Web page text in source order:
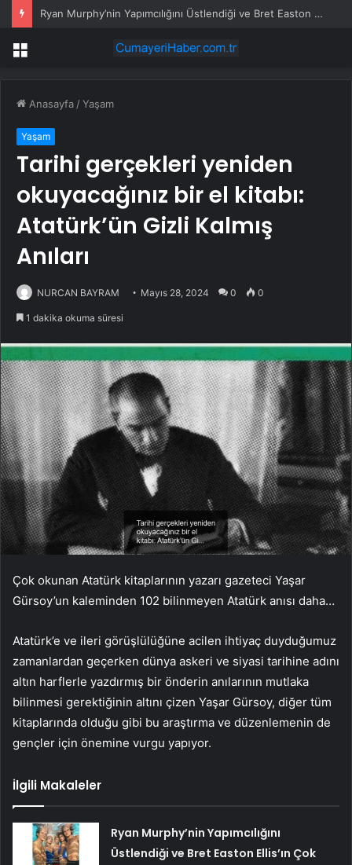
Ryan Murphy’nin Yapımcılığını Üstlendiği ve Bret Easton Ellis’ın Çok Satan Romanından Uyarlanan “The Shards”, İlk İki Bölümüyle Şimdi Sadece Disney+’ta Yayında!
Menü
Anasayfa /Yaşam
Yaşam
Tarihi gerçekleri yeniden
okuyacağınız bir el kitabı:
Atatürk’ün Gizli Kalmış
Anıları
NURCAN BAYRAM Mayıs 28, 2024 0 0
1 dakika okuma süresi
Çok okunan Atatürk kitaplarının yazarı gazeteci Yaşar
Gürsoy’un kaleminden 102 bilinmeyen Atatürk anısı daha…
Atatürk’e ve ileri görüşlülüğüne acilen ihtiyaç duyduğumuz
zamanlardan geçerken dünya askeri ve siyasi tarihine adını
altın harflerle yazdırmış bir önderin anılarının mutlaka
bilinmesi gerektiğinin altını çizen Yaşar Gürsoy, diğer tüm
kitaplarında olduğu gibi bu araştırma ve düzenlemenin de
gençler için önemine vurgu yapıyor.
İlgili Makaleler
Ryan Murphy’nin Yapımcılığını
Üstlendiği ve Bret Easton Ellis’ın Çok